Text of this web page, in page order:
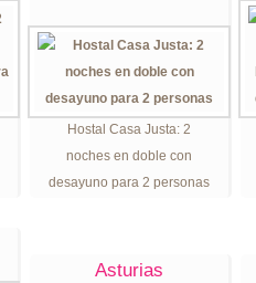
Hostal Casa Justa: 2
noches en doble con
desayuno para 2 personas
Asturias